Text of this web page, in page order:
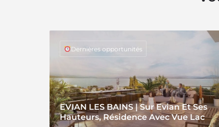
EVIAN LES BAINS | Sur Evian Et Ses
Hauteurs, Résidence Avec Vue Lac
Dernières opportunités